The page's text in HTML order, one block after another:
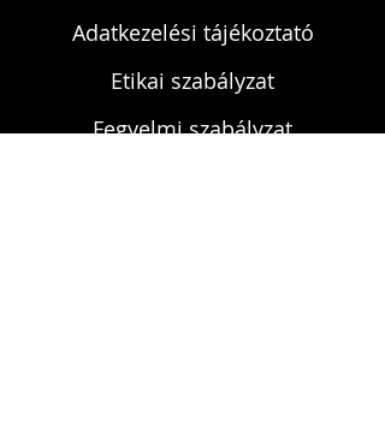
Adatkezelési tájékoztató
Etikai szabályzat
Fegyelmi szabályzat